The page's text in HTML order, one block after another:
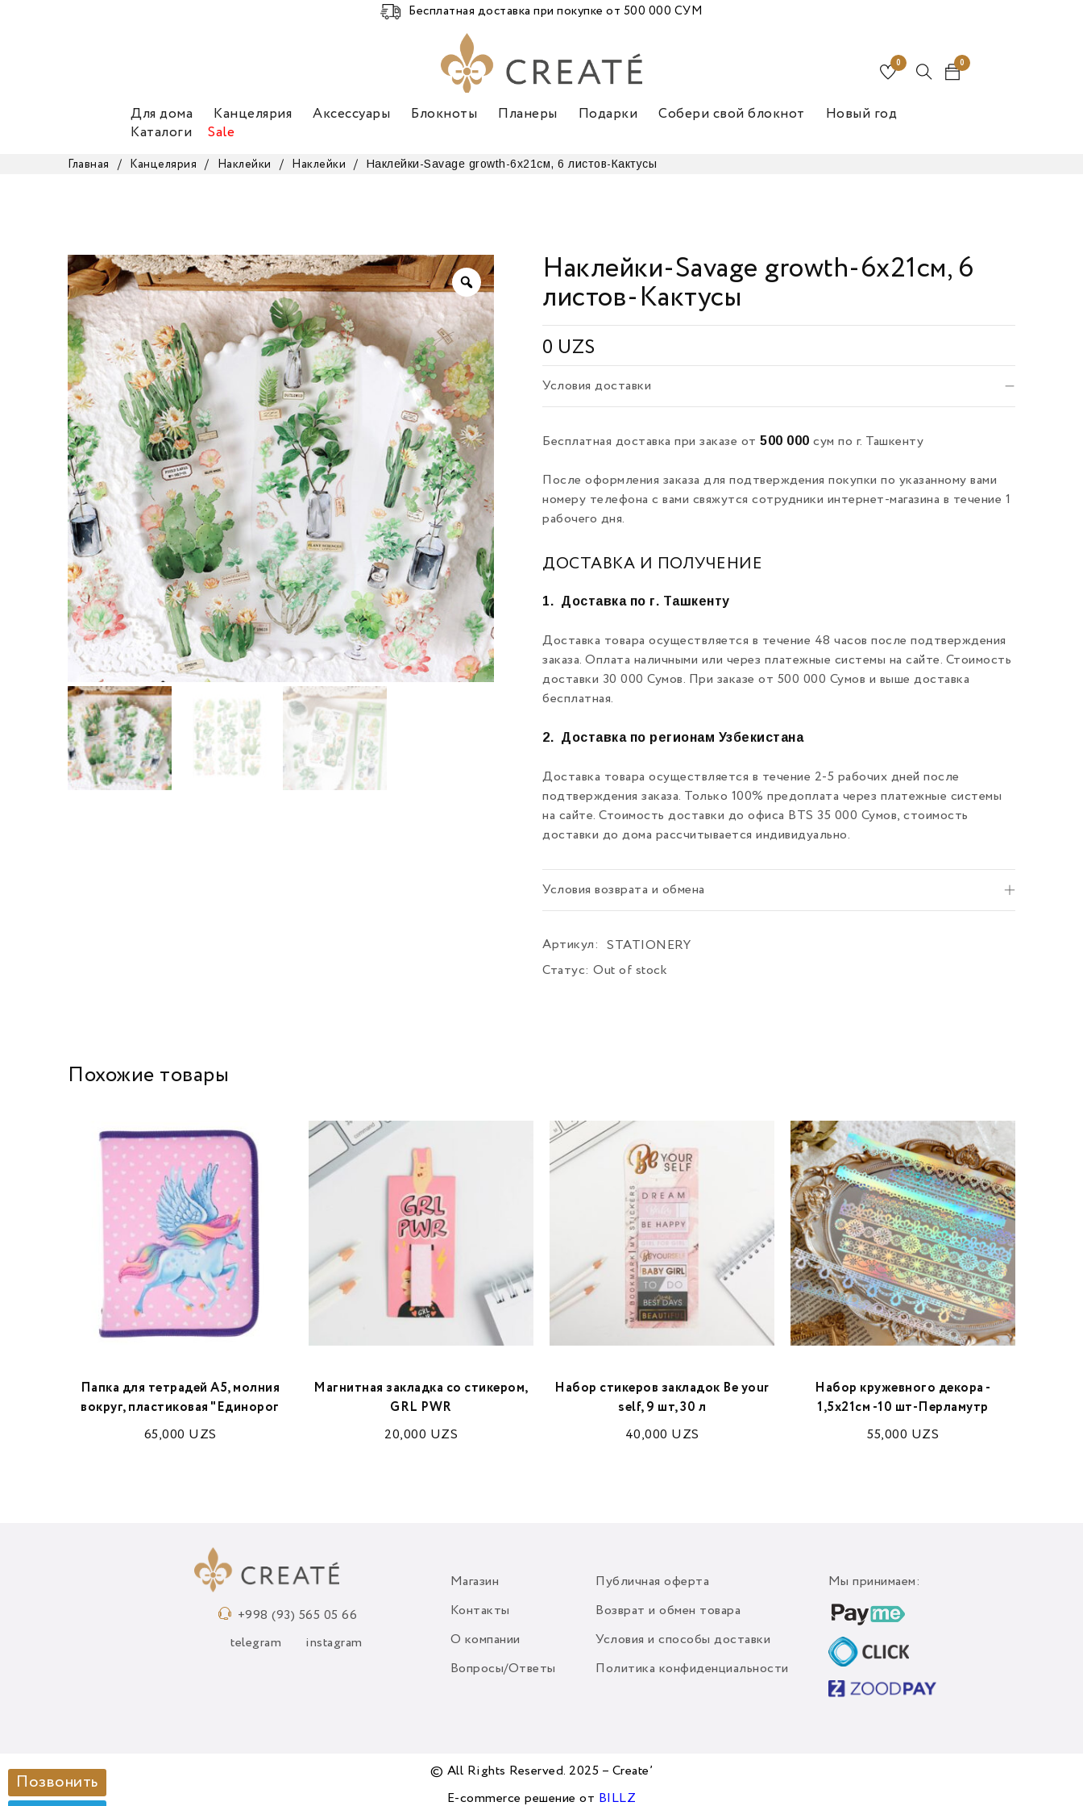
Бесплатная доставка при покупке от 500 000 СУМ
0
0
Для дома Канцелярия Аксессуары Блокноты Планеры Подарки Собери свой блокнот
Новый год
Каталоги
Sale
Главная / Канцелярия / Наклейки / Наклейки / Наклейки-Savage growth-6х21см, 6 листов-Кактусы
Наклейки-Savage growth-6х21см, 6
листов-Кактусы
0 UZS
Условия доставки
Бесплатная доставка при заказе от500 000 сум по г. Ташкенту
После оформления заказа для подтверждения покупки по указанному вами
номеру телефона с вами свяжутся сотрудники интернет-магазина в течение 1
рабочего дня.
ДОСТАВКА И ПОЛУЧЕНИЕ
1. Доставка по г. Ташкенту
Доставка товара осуществляется в течение 48 часов после подтверждения
заказа. Оплата наличными или через платежные системы на сайте. Стоимость
доставки 30 000 Сумов. При заказе от 500 000 Сумов и выше доставка
бесплатная.
2. Доставка по регионам Узбекистана
Доставка товара осуществляется в течение 2-5 рабочих дней после
подтверждения заказа. Только 100% предоплата через платежные системы
на сайте. Стоимость доставки до офиса BTS 35 000 Сумов, стоимость
доставки до дома рассчитывается индивидуально.
Условия возврата и обмена
Артикул:
STATIONERY
Статус: Out of stock
Похожие товары
Папка для тетрадей А5, молния
вокруг, пластиковая "Единорог
65,000 UZS
Магнитная закладка со стикером,
GRL PWR
20,000 UZS
Набор стикеров закладок Be your
self, 9 шт, 30 л
40,000 UZS
Набор кружевного декора -
1,5х21см -10 шт-Перламутр
55,000 UZS
+998 (93) 565 05 66
telegram instagram
Магазин
Контакты
О компании
Вопросы/Ответы
Публичная оферта
Возврат и обмен товара
Условия и способы доставки
Политика конфиденциальности
Мы принимаем:
© All Rights Reserved. 2025 – Create’
E-commerce решение от BILLZ
Позвонить